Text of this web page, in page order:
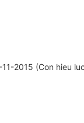
2015 (Con hieu